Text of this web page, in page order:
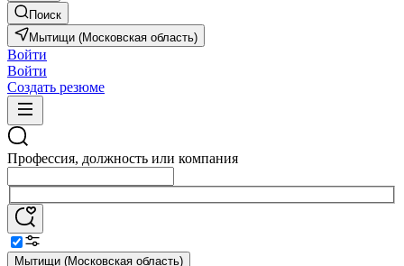
Поиск
Мытищи (Московская область)
Войти
Войти
Создать резюме
Профессия, должность или компания
Мытищи (Московская область)